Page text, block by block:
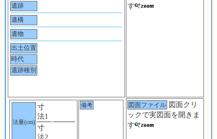
遺跡
遺構
遺物
出土位置
時代
遺跡種別
す
法量(cm)
寸
法1
寸
法2
備考 図面ファイル 図面クリ
ックで実図面を開きま
す